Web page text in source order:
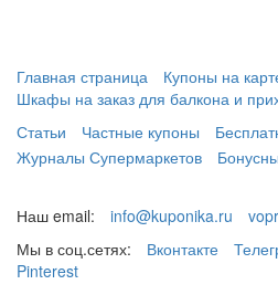
Главная страница Купоны на
Шкафы на заказ для балкона и
Статьи
Частные купоны
Журналы Супермаркетов
Наш email: info@kuponika.ru
Мы в соц.сетях:
Вконтакте
Pinterest